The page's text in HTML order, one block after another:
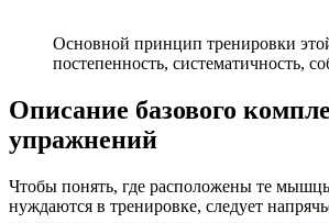
Основной принцип тренировки
постепенность, систематичность,
Описание базового
упражнений
Чтобы понять, где расположены те
нуждаются в тренировке, следует